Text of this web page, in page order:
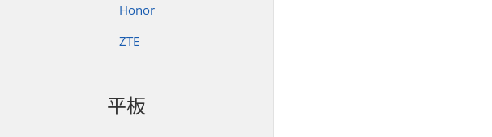
Honor
ZTE
平板